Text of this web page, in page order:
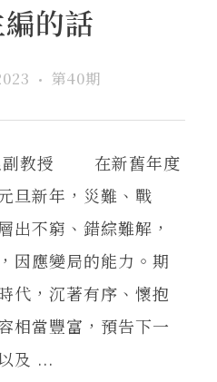
的話
第40期
副教授 在新舊年度
旦新年，災難、戰
出不窮、錯綜難解，
因應變局的能力。期
代，沉著有序、懷抱
相當豐富，預告下一
及 ...